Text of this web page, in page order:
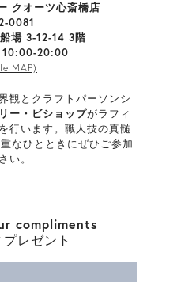
クオーツ心斎橋店
0081
場 3-12-14 3階
20:00
MAP)
観とクラフトパーソンシ
ー・ビショップがラフィ
行います。職人技の真髄
なひとときにぜひご参加
い。
compliments
レゼント